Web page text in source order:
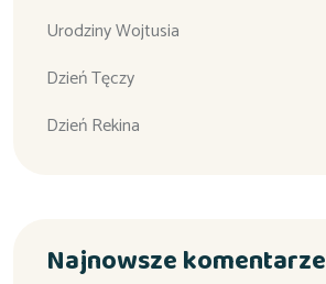
Urodziny Wojtusia
Dzień Tęczy
Dzień Rekina
Najnowsze komentarze